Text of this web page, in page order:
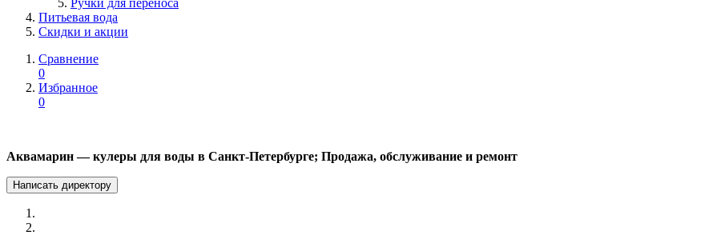
Ручки для переноса
Питьевая вода
Скидки и акции
Сравнение
0
Избранное
0
Аквамарин — кулеры для воды в Санкт-Петербурге; Продажа, обслуживание и ремонт
Написать директору